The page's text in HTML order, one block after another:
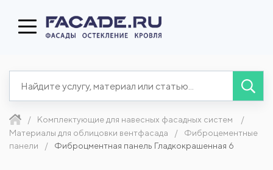
Комплектующие для навесных фасадных систем
Материалы для облицовки вентфасада
Фиброцементные
панели
Фиброцментная панель Гладкокрашенная 6